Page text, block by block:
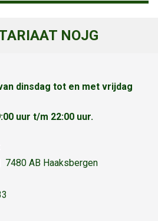
NOJG
dinsdag tot en met vrijdag
uur t/m 22:00 uur.
AB Haaksbergen